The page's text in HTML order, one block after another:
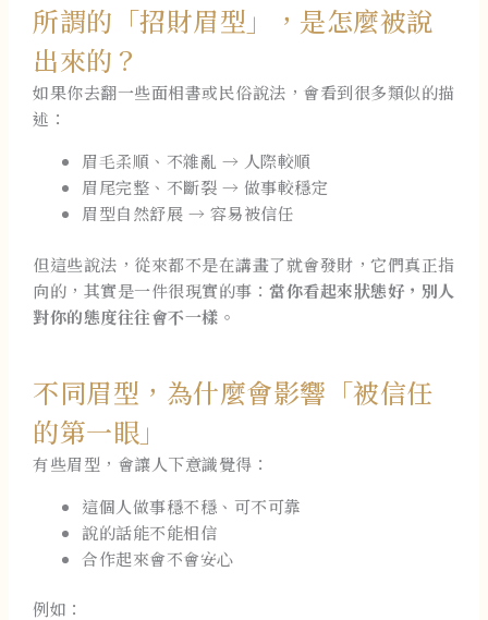
所謂的「招財眉型」，是怎麼被說
出來的？
如果你去翻一些面相書或民俗說法，會看到很多類似的描
述：
眉毛柔順、不雜亂 → 人際較順
眉尾完整、不斷裂 → 做事較穩定
眉型自然舒展 → 容易被信任
但這些說法，從來都不是在講畫了就會發財，它們真正指
向的，其實是一件很現實的事：當你看起來狀態好，別人
對你的態度往往會不一樣。
不同眉型，為什麼會影響「被信任
的第一眼」
有些眉型，會讓人下意識覺得：
這個人做事穩不穩、可不可靠
說的話能不能相信
合作起來會不會安心
例如：